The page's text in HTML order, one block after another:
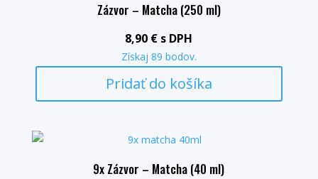
Zázvor – Matcha (250 ml)
8,90 € s DPH
Získaj 89 bodov.
Pridať do košíka
9x Zázvor – Matcha (40 ml)